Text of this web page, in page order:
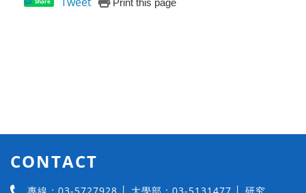
Print this page
CONTACT